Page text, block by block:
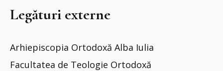
Legături externe
Arhiepiscopia Ortodoxă Alba Iulia
Facultatea de Teologie Ortodoxă